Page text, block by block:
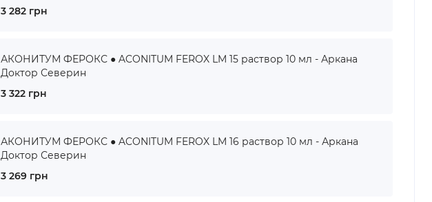
3 282 грн
АКОНИТУМ ФЕРОКС ● ACONITUM FEROX LM 15 раствор 10 мл - Аркана
Доктор Северин
3 322 грн
АКОНИТУМ ФЕРОКС ● ACONITUM FEROX LM 16 раствор 10 мл - Аркана
Доктор Северин
3 269 грн